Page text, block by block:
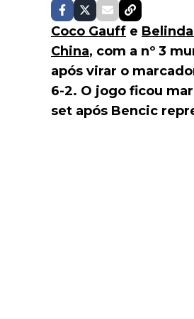
Coco Gauff e
China, com a nº 3
após virar o
6-2. O jogo ficou
set após Bencic